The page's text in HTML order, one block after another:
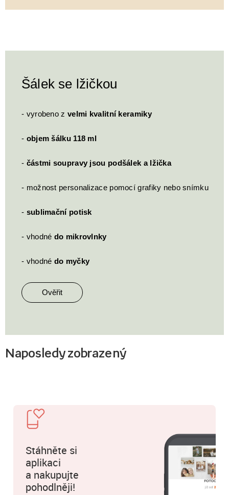
Šálek se lžičkou
- vyrobeno z velmi kvalitní keramiky
- objem šálku 118 ml
- částmi soupravy jsou podšálek a lžička
- možnost personalizace pomocí grafiky nebo snímku
- sublimační potisk
- vhodné do mikrovlnky
- vhodné do myčky
Ověřit
Naposledy zobrazený
Stáhněte si
aplikaci
a nakupujte
pohodlněji!